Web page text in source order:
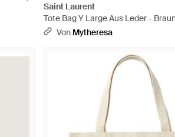
Saint Laurent
Tote Bag Y Large Aus Leder -
Von Mytheresa